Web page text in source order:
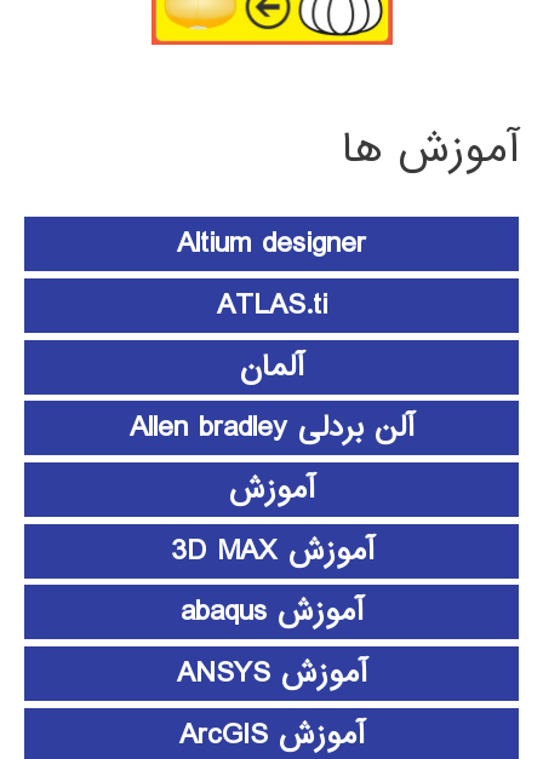
آموزش ها
Altium designer
ATLAS.ti
آلمان
آلن بردلی Allen bradley
آموزش
آموزش 3D MAX
آموزش abaqus
آموزش ANSYS
آموزش ArcGIS